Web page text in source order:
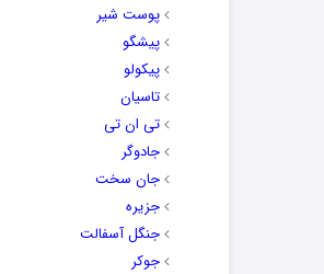
پوست شیر
پیشگو
پیکولو
تاسیان
تی ان تی
جادوگر
جان سخت
جزیره
جنگل آسفالت
جوکر